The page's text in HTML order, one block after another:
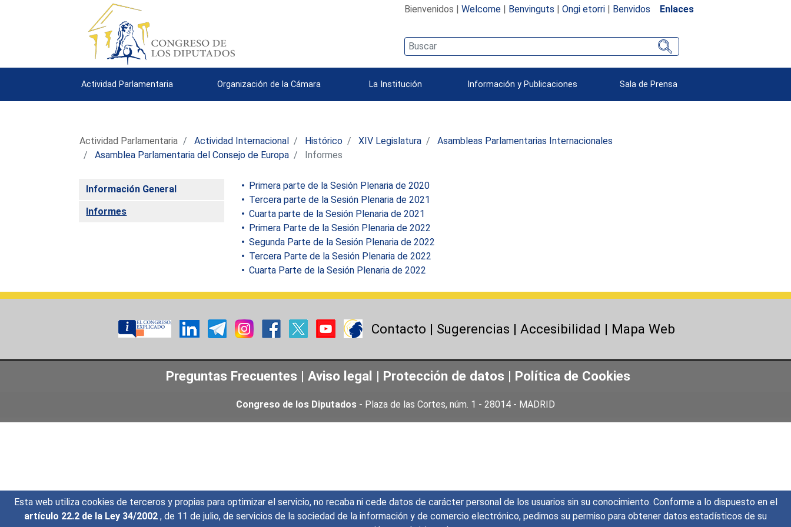
Esta web utiliza cookies de terceros y propias para optimizar el servicio, no recaba ni cede datos de carácter personal de los usuarios sin su conocimiento. Conforme a lo dispuesto en el
artículo 22.2 de la Ley 34/2002 , de 11 de julio, de servicios de la sociedad de la información y de comercio electrónico, pedimos su permiso para obtener datos estadísticos de su
Bienvenidos | Welcome| Benvinguts | Ongi etorri| Benvidos Enlaces
Actividad Parlamentaria Organización de la Cámara La Institución Información y Publicaciones Sala de Prensa
Actividad Parlamentaria Actividad Internacional Histórico XIV Legislatura
Asambleas Parlamentarias Internacionales
Asamblea Parlamentaria del Consejo de Europa
Informes
Información General
Informes
Primera parte de la Sesión Plenaria de 2020
Tercera parte de la Sesión Plenaria de 2021
Cuarta parte de la Sesión Plenaria de 2021
Primera Parte de la Sesión Plenaria de 2022
Segunda Parte de la Sesión Plenaria de 2022
Tercera Parte de la Sesión Plenaria de 2022
Cuarta Parte de la Sesión Plenaria de 2022
Contacto | Sugerencias | Accesibilidad | Mapa Web
Preguntas Frecuentes | Aviso legal | Protección de datos | Política de Cookies
Congreso de los Diputados- Plaza de las Cortes, núm. 1 - 28014 - MADRID